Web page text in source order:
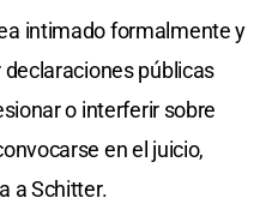
intimado formalmente y
públicas
o interferir sobre
en el juicio,
a Schitter.